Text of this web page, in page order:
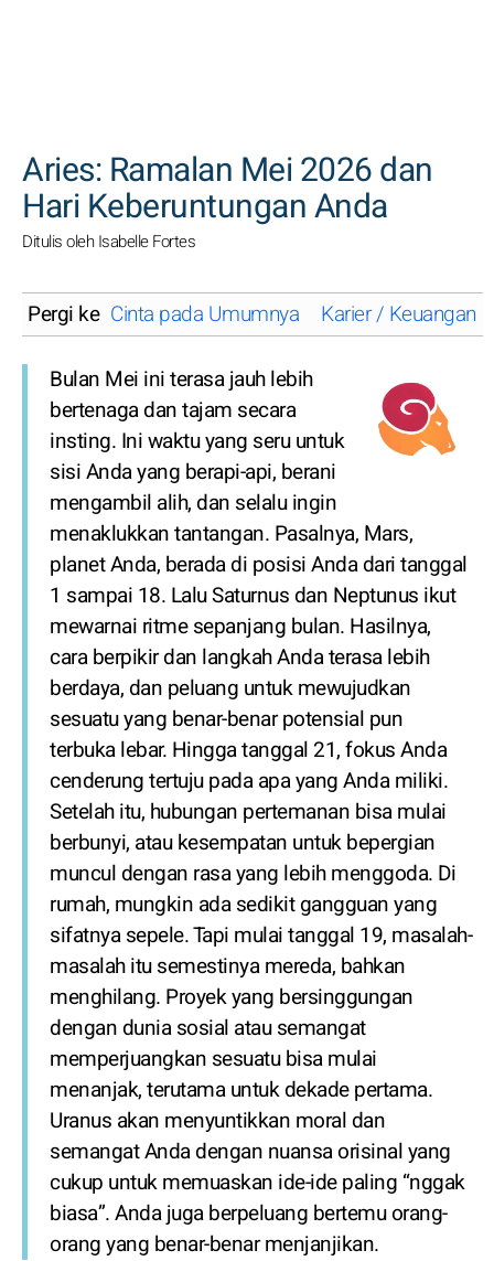
Aries: Ramalan Mei 2026 dan
Hari Keberuntungan Anda
Ditulis oleh Isabelle Fortes
Pergi ke Cinta pada Umumnya Karier / Keuangan
Bulan Mei ini terasa jauh lebih
bertenaga dan tajam secara
insting. Ini waktu yang seru untuk
sisi Anda yang berapi-api, berani
mengambil alih, dan selalu ingin
menaklukkan tantangan. Pasalnya, Mars,
planet Anda, berada di posisi Anda dari tanggal
1 sampai 18. Lalu Saturnus dan Neptunus ikut
mewarnai ritme sepanjang bulan. Hasilnya,
cara berpikir dan langkah Anda terasa lebih
berdaya, dan peluang untuk mewujudkan
sesuatu yang benar-benar potensial pun
terbuka lebar. Hingga tanggal 21, fokus Anda
cenderung tertuju pada apa yang Anda miliki.
Setelah itu, hubungan pertemanan bisa mulai
berbunyi, atau kesempatan untuk bepergian
muncul dengan rasa yang lebih menggoda. Di
rumah, mungkin ada sedikit gangguan yang
sifatnya sepele. Tapi mulai tanggal 19, masalah-
masalah itu semestinya mereda, bahkan
menghilang. Proyek yang bersinggungan
dengan dunia sosial atau semangat
memperjuangkan sesuatu bisa mulai
menanjak, terutama untuk dekade pertama.
Uranus akan menyuntikkan moral dan
semangat Anda dengan nuansa orisinal yang
cukup untuk memuaskan ide-ide paling “nggak
biasa”. Anda juga berpeluang bertemu orang-
orang yang benar-benar menjanjikan.